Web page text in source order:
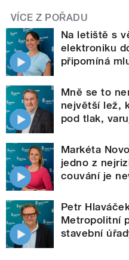
VÍCE Z POŘADU
Na letiště s
elektroniku
připomíná
Mně se to
největší lež,
pod tlak,
Markéta
jedno z
couvání je
Petr
Metropolitní
stavební